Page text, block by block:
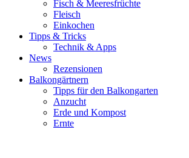
Fisch & Meeresfrüchte
Fleisch
Einkochen
Tipps & Tricks
Technik & Apps
News
Rezensionen
Balkongärtnern
Tipps für den Balkongarten
Anzucht
Erde und Kompost
Ernte